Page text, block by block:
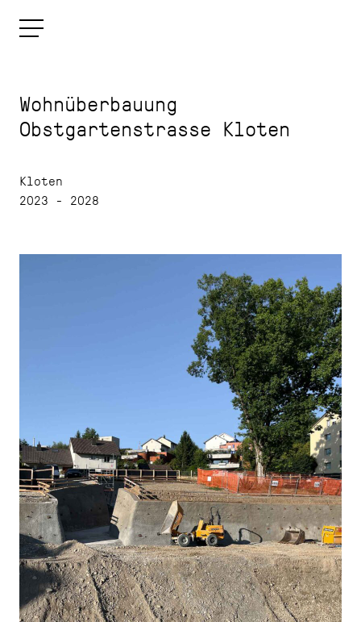
Wohnüberbauung
Obstgartenstrasse Kloten
Kloten
2023 - 2028